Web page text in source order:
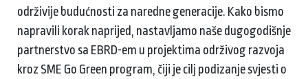
održivije budućnosti za naredne generacije. Kako bismo
napravili korak naprijed, nastavljamo naše dugogodišnje
partnerstvo sa EBRD-em u projektima održivog razvoja
kroz SME Go Green program, čiji je cilj podizanje svjesti o